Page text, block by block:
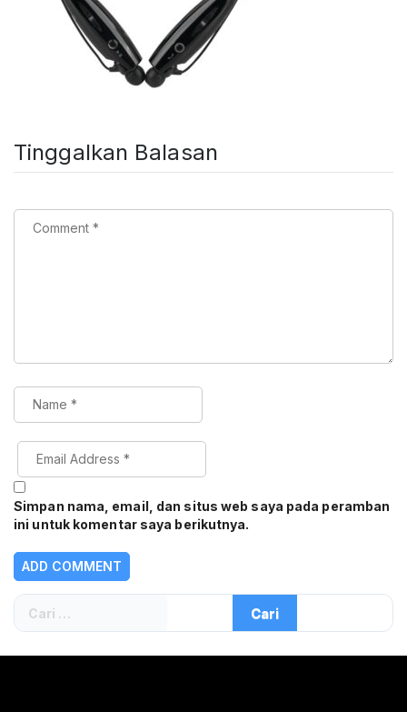
Tinggalkan Balasan
Simpan nama, email, dan situs web saya pada peramban
ini untuk komentar saya berikutnya.
Cari
untuk: